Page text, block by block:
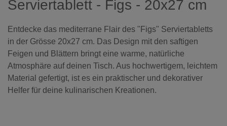
Serviertablett - Figs - 20x27 cm
Entdecke das mediterrane Flair des "Figs" Serviertabletts
in der Grösse 20x27 cm. Das Design mit den saftigen
Feigen und Blättern bringt eine warme, natürliche
Atmosphäre auf deinen Tisch. Aus hochwertigem, leichtem
Material gefertigt, ist es ein praktischer und dekorativer
Helfer für deine kulinarischen Kreationen.